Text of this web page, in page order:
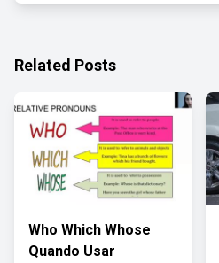
Related Posts
Who Which Whose
Quando Usar